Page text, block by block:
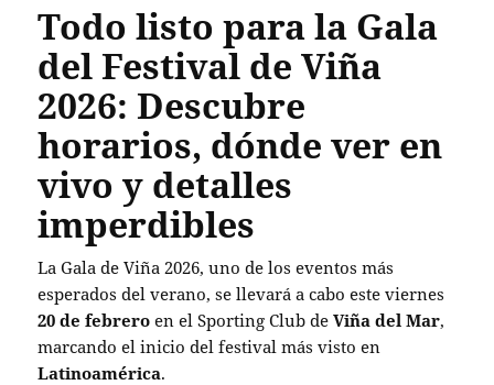
Todo listo para la Gala
del Festival de Viña
2026: Descubre
horarios, dónde ver en
vivo y detalles
imperdibles
La Gala de Viña 2026, uno de los eventos más
esperados del verano, se llevará a cabo este viernes
20 de febrero en el Sporting Club deViña del Mar,
marcando el inicio del festival más visto en
Latinoamérica.